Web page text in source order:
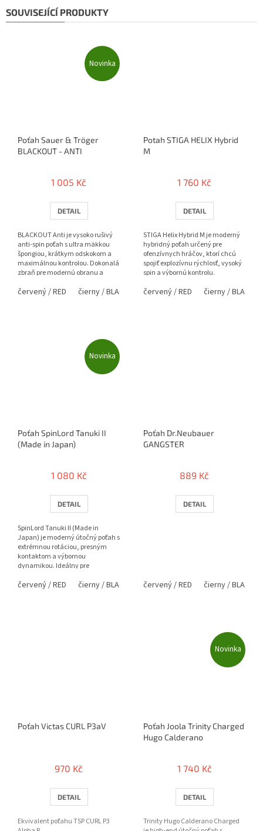
SOUVISEJÍCÍ PRODUKTY
Novinka
Poťah Sauer & Tröger
BLACKOUT - ANTI
1 005 Kč
DETAIL
BLACKOUT Anti je vysoko rušivý
anti-spin poťah s ultra mäkkou
špongiou, krátkym odskokom a
maximálnou kontrolou. Dokonalá
zbraň pre modernú obranu a
červený / RED čierny / BLACK modrý / BLUE
Potah STIGA HELIX Hybrid
M
1 760 Kč
DETAIL
STIGA Helix Hybrid M je moderný
hybridný poťah určený pre
ofenzívnych hráčov, ktorí chcú
spojiť explozívnu rýchlosť, vysoký
spin a výbornú kontrolu.
červený / RED čierny / BLACK
Novinka
Poťah SpinLord Tanuki II
(Made in Japan)
1 080 Kč
DETAIL
SpinLord Tanuki II (Made in
Japan) je moderný útočný poťah s
extrémnou rotáciou, presným
kontaktom a výbornou
dynamikou. Ideálny pre
kombinovať...
červený / RED čierny / BLACK
Poťah Dr.Neubauer
GANGSTER
889 Kč
DETAIL
červený / RED čierny / BLACK
Poťah Victas CURL P3aV
970 Kč
DETAIL
Ekvivalent poťahu TSP CURL P3
Novinka
Poťah Joola Trinity Charged
Hugo Calderano
1 740 Kč
DETAIL
Trinity Hugo Calderano Charged